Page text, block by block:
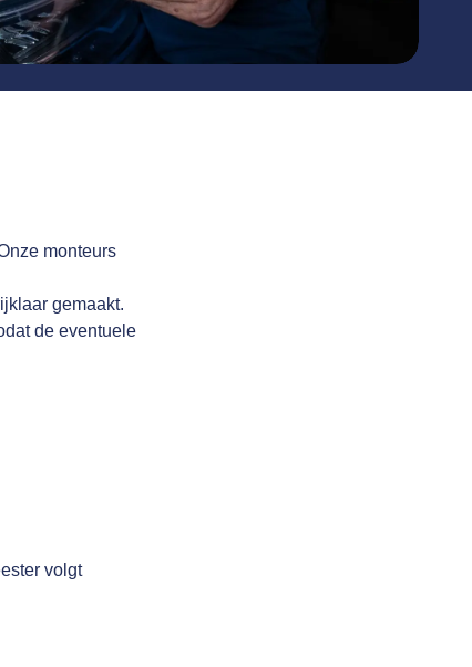
monteurs
gemaakt.
de eventuele
volgt